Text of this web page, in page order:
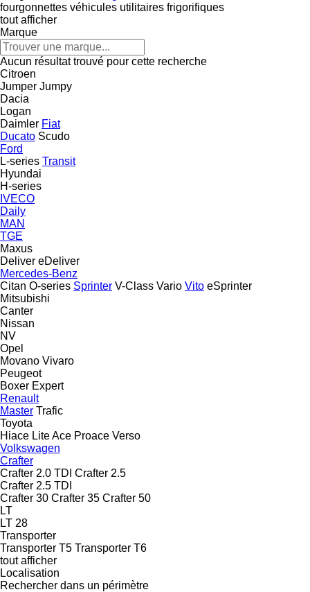
fourgonnettes véhicules utilitaires frigorifiques
tout afficher
Marque
Aucun résultat trouvé pour cette recherche
Citroen
Jumper Jumpy
Dacia
Logan
Daimler Fiat
Ducato Scudo
Ford
L-series Transit
Hyundai
H-series
IVECO
Daily
MAN
TGE
Maxus
Deliver eDeliver
Mercedes-Benz
Citan O-series Sprinter V-Class Vario Vito eSprinter
Mitsubishi
Canter
Nissan
NV
Opel
Movano Vivaro
Peugeot
Boxer Expert
Renault
Master Trafic
Toyota
Hiace Lite Ace Proace Verso
Volkswagen
Crafter
Crafter 2.0 TDI Crafter 2.5
Crafter 2.5 TDI
Crafter 30 Crafter 35 Crafter 50
LT
LT 28
Transporter
Transporter T5 Transporter T6
tout afficher
Localisation
Rechercher dans un périmètre